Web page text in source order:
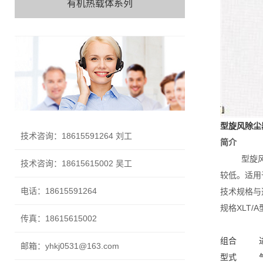
有机热载体系列
技术咨询：18615591264 刘工
技术咨询：18615615002 吴工
电话：18615591264
传真：18615615002
邮箱：yhkj0531@163.com
型旋风除尘
简介
型旋
较低。适
技术规格
规格XLT/A
组合
型式